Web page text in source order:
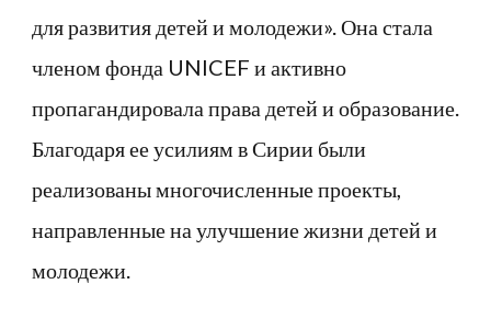
для развития детей и молодежи». Она стала
членом фонда UNICEF и активно
пропагандировала права детей и образование.
Благодаря ее усилиям в Сирии были
реализованы многочисленные проекты,
направленные на улучшение жизни детей и
молодежи.